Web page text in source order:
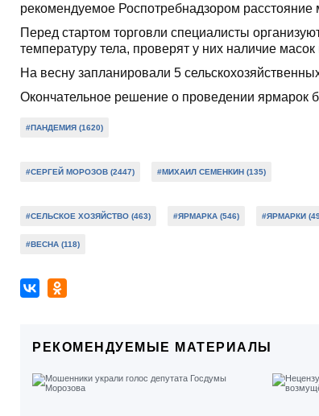
рекомендуемое Роспотребнадзором
Перед стартом торговли специалисты
температуру тела, проверят у них наличие масок
На весну запланировали 5
Окончательное решение о проведении ярмарок
#ПАНДЕМИЯ (1620)
#СЕРГЕЙ МОРОЗОВ (2447) #МИХАИЛ СЕМЕНКИН (135)
#СЕЛЬСКОЕ ХОЗЯЙСТВО (463) #ЯРМАРКА (546) #ЯРМАРКИ
#ВЕСНА (118)
РЕКОМЕНДУЕМЫЕ МАТЕРИАЛЫ